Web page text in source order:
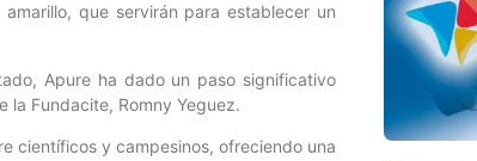
que servirán para establecer un
Apure ha dado un paso significativo
la Fundacite, Romny Yeguez.
científicos y campesinos, ofreciendo una